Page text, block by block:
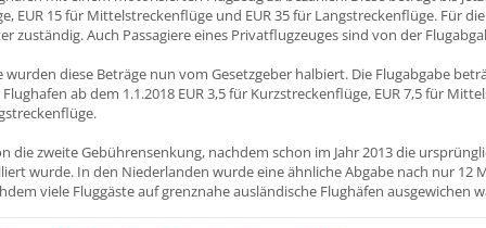
EUR 15 für Mittelstreckenflüge und EUR 35 für Langstreckenflüge. Für
zuständig. Auch Passagiere eines Privatflugzeuges sind von der
wurden diese Beträge nun vom Gesetzgeber halbiert. Die Flugabgabe
ab dem 1.1.2018 EUR 3,5 für Kurzstreckenflüge, EUR 7,5 für
die zweite Gebührensenkung, nachdem schon im Jahr 2013 die
wurde. In den Niederlanden wurde eine ähnliche Abgabe nach nur 12
viele Fluggäste auf grenznahe ausländische Flughäfen ausgewichen